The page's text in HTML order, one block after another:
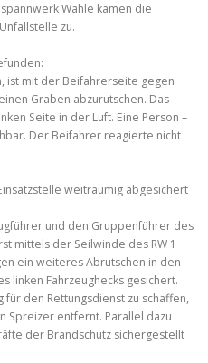
Wahle kamen die
zu.
ist mit der Beifahrerseite gegen
Graben abzurutschen. Das
Seite in der Luft. Eine Person –
Der Beifahrer reagierte nicht
weiträumig abgesichert
und den Gruppenführer des
mittels der Seilwinde des RW 1
ein weiteres Abrutschen in den
linken Fahrzeughecks gesichert.
für den Rettungsdienst zu schaffen,
Spreizer entfernt. Parallel dazu
der Brandschutz sichergestellt